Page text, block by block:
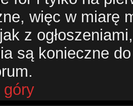
więc w miarę
z
są konieczne
góry